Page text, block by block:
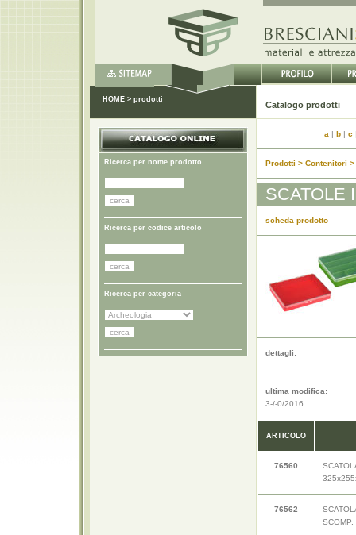
HOME > prodotti
Ricerca per nome prodotto
Ricerca per codice articolo
Ricerca per categoria
a | b | c
Prodotti > Contenitori
SCATOLE
scheda prodotto
dettagli:
ultima modifica:
3-/-0/2016
ARTICOLO
76560
76562